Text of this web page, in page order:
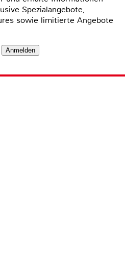
Spezialangebote,
sowie limitierte Angebote